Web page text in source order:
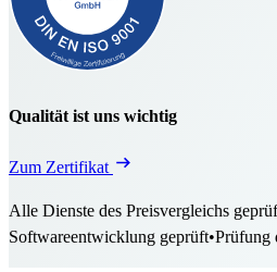
Qualität ist uns wichtig
Zum Zertifikat
Alle Dienste des Preisvergleichs
Softwareentwicklung geprüft•Prüfung